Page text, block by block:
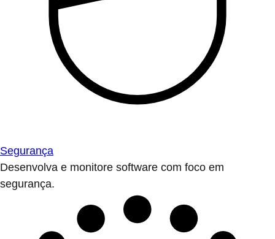
Segurança
Desenvolva e monitore software com foco em
segurança.